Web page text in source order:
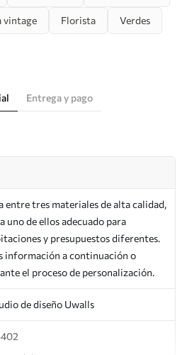
vintage Florista Verdes
Entrega y pago
entre tres materiales de alta calidad,
uno de ellos adecuado para
y presupuestos diferentes.
información a continuación o
el proceso de personalización.
de diseño Uwalls